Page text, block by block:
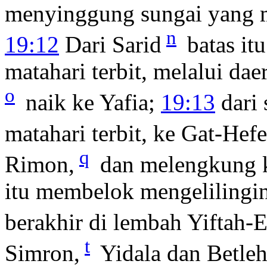
menyinggung sungai yang
19:12 Dari Sarid n batas
matahari terbit, melalui
o naik ke Yafia; 19:13 dari
matahari terbit, ke Gat-
Rimon, q dan melengkung
itu membelok
berakhir di lembah Yiftah-
Simron, t Yidala dan